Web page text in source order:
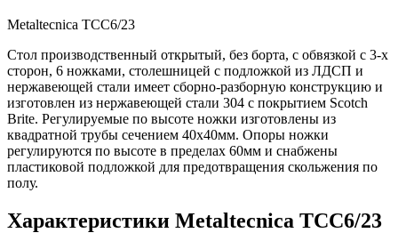
Metaltecnica TCC6/23
Стол производственный открытый, без борта, с обвязкой с 3-х
сторон, 6 ножками, столешницей с подложкой из ЛДСП и
нержавеющей стали имеет сборно-разборную конструкцию и
изготовлен из нержавеющей стали 304 с покрытием Scotch
Brite. Регулируемые по высоте ножки изготовлены из
квадратной трубы сечением 40х40мм. Опоры ножки
регулируются по высоте в пределах 60мм и снабжены
пластиковой подложкой для предотвращения скольжения по
полу.
Характеристики Metaltecnica TCC6/23